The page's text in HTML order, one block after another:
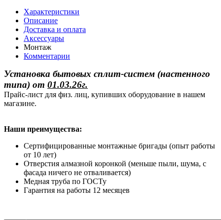
Характеристики
Описание
Доставка и оплата
Аксессуары
Монтаж
Комментарии
Установка бытовых сплит-систем (настенного
типа) от 01.03.26г.
Прайс-лист для физ. лиц, купивших оборудование в нашем
магазине.
Наши преимущества:
Сертифицированные монтажные бригады (опыт работы
от 10 лет)
Отверстия алмазной коронкой (меньше пыли, шума, с
фасада ничего не отваливается)
Медная труба по ГОСТу
Гарантия на работы 12 месяцев